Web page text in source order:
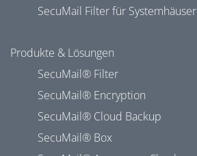
SecuMail Filter für Systemhäuser
Produkte & Lösungen
SecuMail® Filter
SecuMail® Encryption
SecuMail® Cloud Backup
SecuMail® Box